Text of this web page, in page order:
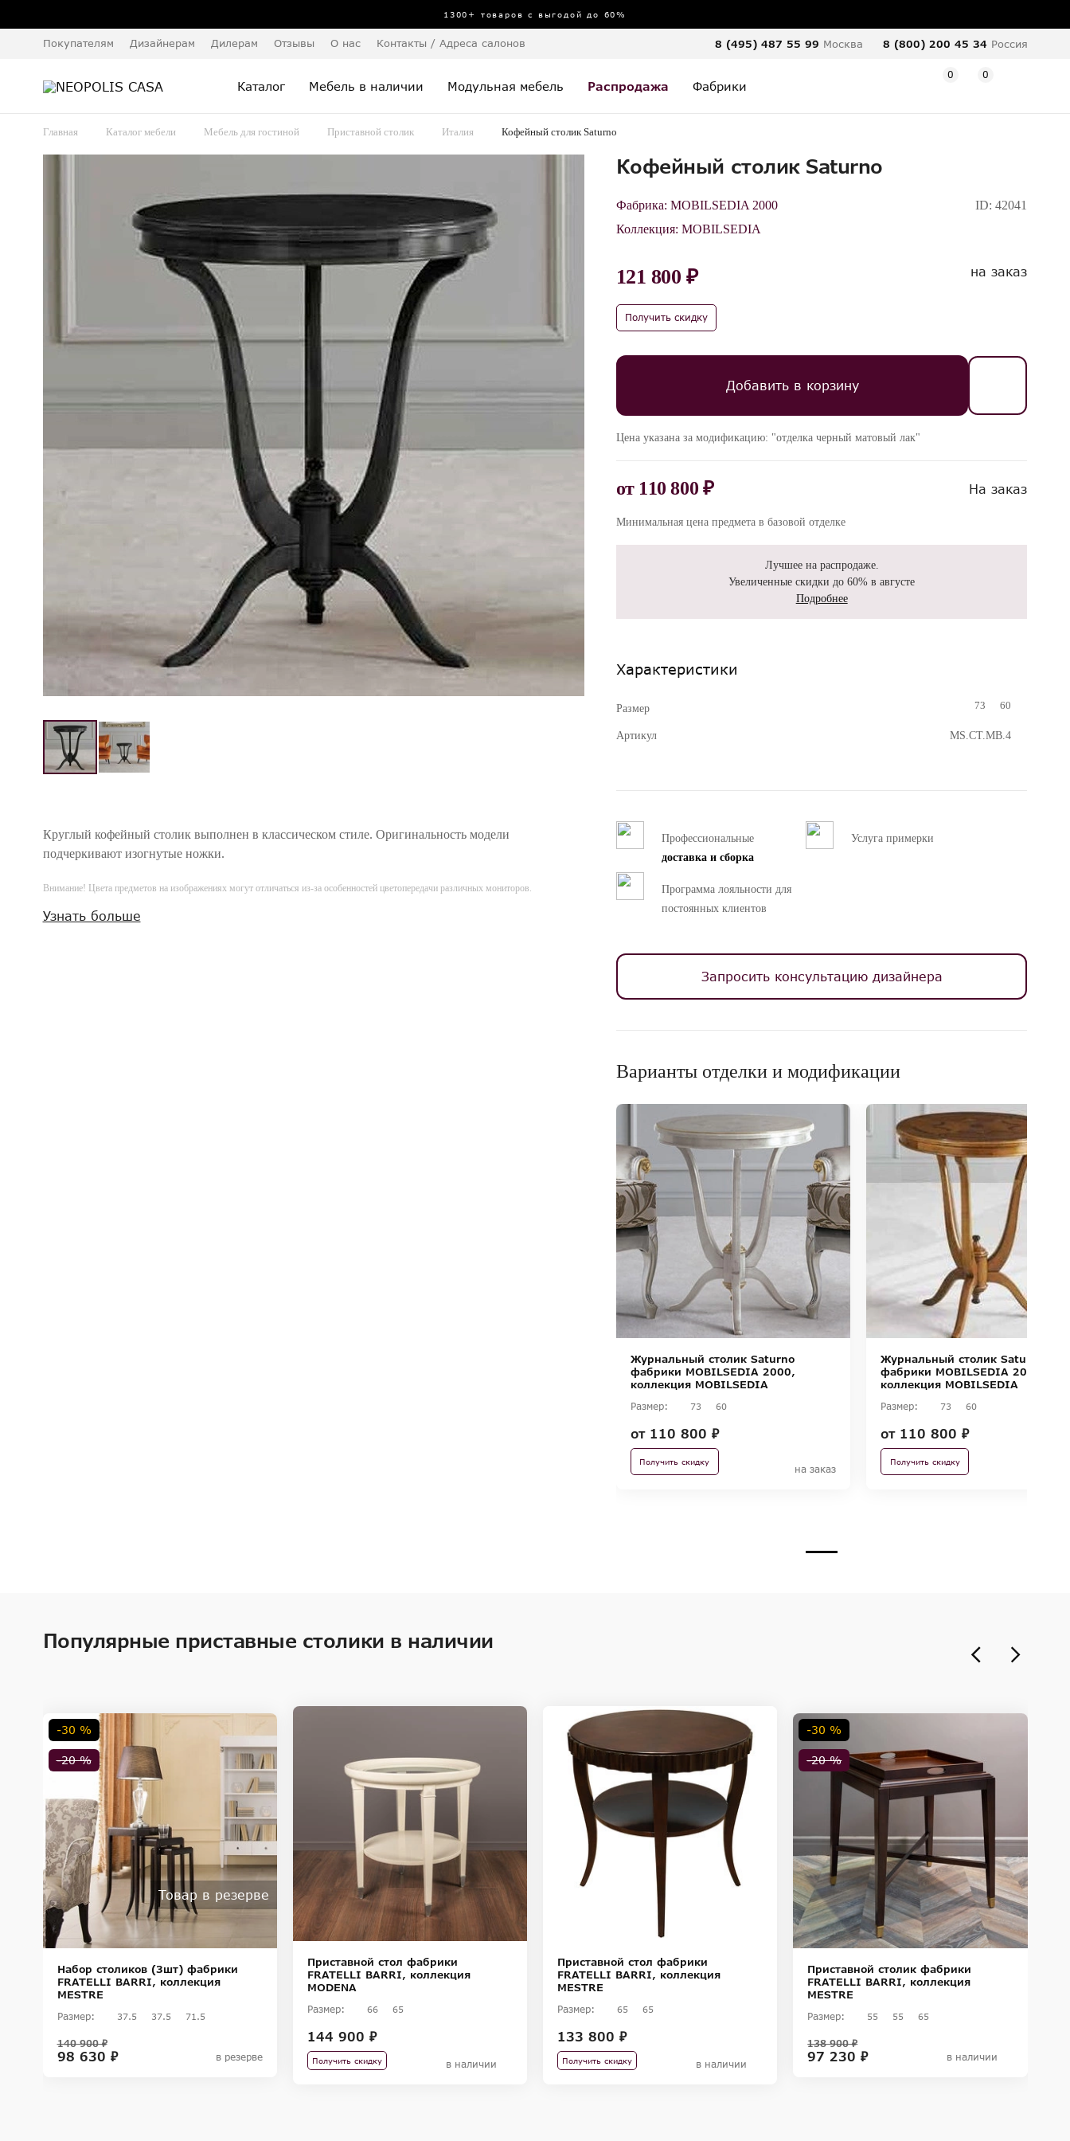
1300+ товаров с выгодой до 60%
Покупателям Дизайнерам Дилерам Отзывы О нас Контакты / Адреса салонов 8 (495) 487 55 99 Москва 8 (800) 200 45 34 Россия
Каталог Мебель в наличии Модульная мебель Распродажа Фабрики
0 0
Главная Каталог мебели Мебель для гостиной Приставной столик Италия Кофейный столик Saturno
Круглый кофейный столик выполнен в классическом стиле. Оригинальность модели
подчеркивают изогнутые ножки.
Внимание! Цвета предметов на изображениях могут отличаться из-за особенностей цветопередачи различных мониторов.
Узнать больше
Кофейный столик Saturno
Фабрика: MOBILSEDIA 2000
Коллекция: MOBILSEDIA
ID:42041
121 800 ₽
Получить скидку
на заказ
Добавить в корзину
Цена указана за модификацию: "отделка черный матовый лак"
от 110 800 ₽ На заказ
Минимальная цена предмета в базовой отделке
Лучшее на распродаже.
Увеличенные скидки до 60% в августе
Подробнее
Характеристики
Размер 73 60
Артикул MS.CT.MB.4
Профессиональные
доставка и сборка
Услуга примерки
Программа лояльности для
постоянных клиентов
Запросить консультацию дизайнера
Варианты отделки и модификации
Журнальный столик Saturno
фабрики MOBILSEDIA 2000,
коллекция MOBILSEDIA
Размер: 73 60
от110 800 ₽
Получить скидку
на заказ
Журнальный столик Saturno
фабрики MOBILSEDIA 2000,
коллекция MOBILSEDIA
Размер: 73 60
от110 800 ₽
Получить скидку
Популярные приставные столики в наличии
-20 %
-30 %
Товар в резерве
Набор столиков (3шт) фабрики
FRATELLI BARRI, коллекция
MESTRE
Размер: 37.5 37.5 71.5
98 630 ₽
140 900 ₽
в резерве
Приставной стол фабрики
FRATELLI BARRI, коллекция
MODENA
Размер: 66 65
144 900 ₽
Получить скидку в наличии
Приставной стол фабрики
FRATELLI BARRI, коллекция
MESTRE
Размер: 65 65
133 800 ₽
Получить скидку в наличии
-20 %
-30 %
Приставной столик фабрики
FRATELLI BARRI, коллекция
MESTRE
Размер: 55 55 65
97 230 ₽
138 900 ₽
в наличии